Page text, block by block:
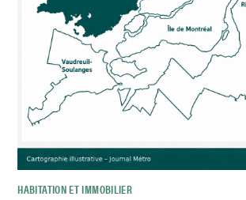
HABITATION ET IMMOBILIER